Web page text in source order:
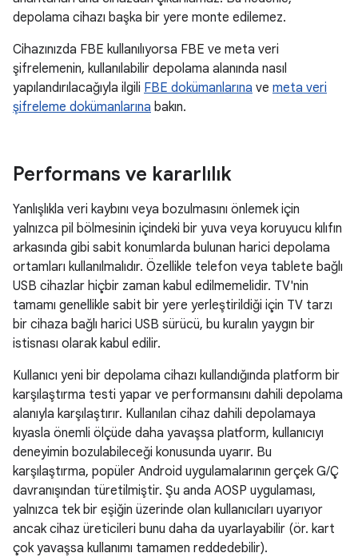
depolama cihazı başka bir yere monte edilemez.
Cihazınızda FBE kullanılıyorsa FBE ve meta veri
şifrelemenin, kullanılabilir depolama alanında nasıl
yapılandırılacağıyla ilgili FBE dokümanlarına ve meta veri
şifreleme dokümanlarına bakın.
Performans ve kararlılık
Yanlışlıkla veri kaybını veya bozulmasını önlemek için
yalnızca pil bölmesinin içindeki bir yuva veya koruyucu kılıfın
arkasında gibi sabit konumlarda bulunan harici depolama
ortamları kullanılmalıdır. Özellikle telefon veya tablete bağlı
USB cihazlar hiçbir zaman kabul edilmemelidir. TV'nin
tamamı genellikle sabit bir yere yerleştirildiği için TV tarzı
bir cihaza bağlı harici USB sürücü, bu kuralın yaygın bir
istisnası olarak kabul edilir.
Kullanıcı yeni bir depolama cihazı kullandığında platform bir
karşılaştırma testi yapar ve performansını dahili depolama
alanıyla karşılaştırır. Kullanılan cihaz dahili depolamaya
kıyasla önemli ölçüde daha yavaşsa platform, kullanıcıyı
deneyimin bozulabileceği konusunda uyarır. Bu
karşılaştırma, popüler Android uygulamalarının gerçek G/Ç
davranışından türetilmiştir. Şu anda AOSP uygulaması,
yalnızca tek bir eşiğin üzerinde olan kullanıcıları uyarıyor
ancak cihaz üreticileri bunu daha da uyarlayabilir (ör. kart
çok yavaşsa kullanımı tamamen reddedebilir).